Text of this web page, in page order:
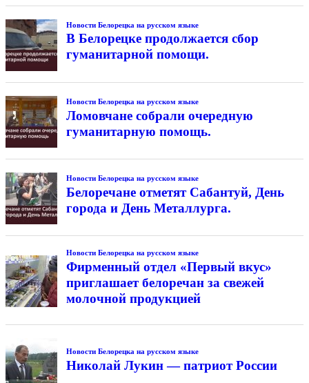
Новости Белорецка на русском языке
В Белорецке продолжается сбор
гуманитарной помощи.
Новости Белорецка на русском языке
Ломовчане собрали очередную
гуманитарную помощь.
Новости Белорецка на русском языке
Белоречане отметят Сабантуй, День
города и День Металлурга.
Новости Белорецка на русском языке
Фирменный отдел «Первый вкус»
приглашает белоречан за свежей
молочной продукцией
Новости Белорецка на русском языке
Николай Лукин — патриот России